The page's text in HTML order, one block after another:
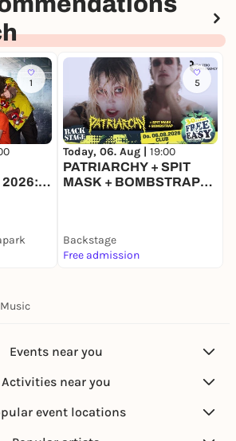
1
2026:
5
Today, 06. Aug | 19:00
PATRIARCHY + SPIT
MASK + BOMBSTRAP
Backstage
Free admission
Events near you
Activities near you
event locations